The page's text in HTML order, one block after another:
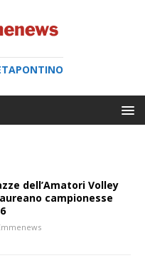
dell’Amatori Volley
campionesse